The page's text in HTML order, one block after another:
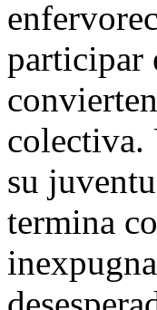
participar
colectiva.
su
termina